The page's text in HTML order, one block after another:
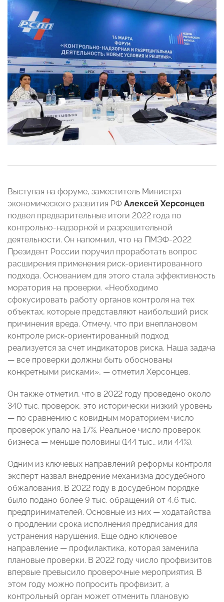
Выступая на форуме, заместитель Министра
экономического развития РФ Алексей Херсонцев
подвел предварительные итоги 2022 года по
контрольно-надзорной и разрешительной
деятельности. Он напомнил, что на ПМЭФ-2022
Президент России поручил проработать вопрос
расширения применения риск-ориентированного
подхода. Основанием для этого стала эффективность
моратория на проверки. «Необходимо
сфокусировать работу органов контроля на тех
объектах, которые представляют наибольший риск
причинения вреда. Отмечу, что при внеплановом
контроле риск-ориентированный подход
реализуется за счет индикаторов риска. Наша задача
— все проверки должны быть обоснованы
конкретными рисками», — отметил Херсонцев.
Он также отметил, что в 2022 году проведено около
340 тыс. проверок, это исторически низкий уровень
— по сравнению с ковидным мораторием число
проверок упало на 17%. Реальное число проверок
бизнеса — меньше половины (144 тыс., или 44%).
Одним из ключевых направлений реформы контроля
эксперт назвал внедрение механизма досудебного
обжалования. В 2022 году в досудебном порядке
было подано более 9 тыс. обращений от 4,6 тыс.
предпринимателей. Основные из них — ходатайства
о продлении срока исполнения предписания для
устранения нарушения. Еще одно ключевое
направление — профилактика, которая заменила
плановые проверки. В 2022 году число профвизитов
впервые превысило проверочные мероприятия. В
этом году можно попросить профвизит, а
контрольный орган может отменить плановую